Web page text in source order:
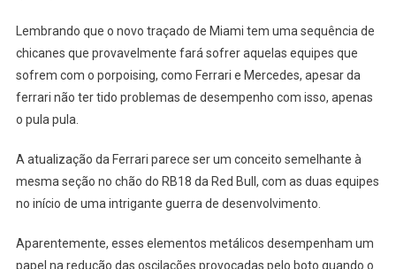
Lembrando que o novo traçado de Miami tem uma sequência de
chicanes que provavelmente fará sofrer aquelas equipes que
sofrem com o porpoising, como Ferrari e Mercedes, apesar da
ferrari não ter tido problemas de desempenho com isso, apenas
o pula pula.
A atualização da Ferrari parece ser um conceito semelhante à
mesma seção no chão do RB18 da Red Bull, com as duas equipes
no início de uma intrigante guerra de desenvolvimento.
Aparentemente, esses elementos metálicos desempenham um
papel na redução das oscilações provocadas pelo boto quando o